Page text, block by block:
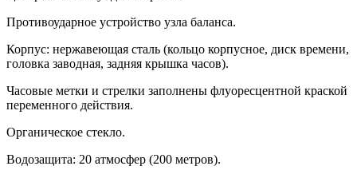
Противоударное устройство узла баланса.
Корпус: нержавеющая сталь (кольцо корпусное, диск времени,
головка заводная, задняя крышка часов).
Часовые метки и стрелки заполнены флуоресцентной краской
переменного действия.
Органическое стекло.
Водозащита: 20 атмосфер (200 метров).